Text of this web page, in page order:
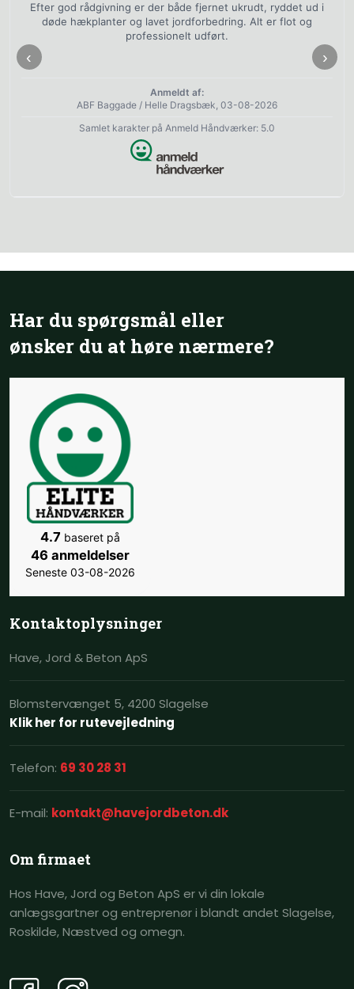
Efter god rådgivning er der både fjernet ukrudt, ryddet ud i
døde hækplanter og lavet jordforbedring. Alt er flot og
professionelt udført.
Anmeldt af:
ABF Baggade / Helle Dragsbæk, 03-08-2026
Samlet karakter på Anmeld Håndværker: 5.0
‹ ›
Har du spørgsmål eller
​ønsker du at høre nærmere?
4.7 baseret på
46 anmeldelser
Seneste 03-08-2026
Kontakt​oplysninger
​Have, Jord & Beton​ ApS
Blomstervænget 5, 4200 Slagelse
Klik her for rutevejledning
Telefon: 69 30 28 31​
E-mail: kontakt@havejordbeton.dk
Om ​firmaet
Hos Have, Jord og Beton ApS er vi din lokale
anlægsgartner og entreprenør i blandt andet Slagelse,
Roskilde, Næstved og omegn.